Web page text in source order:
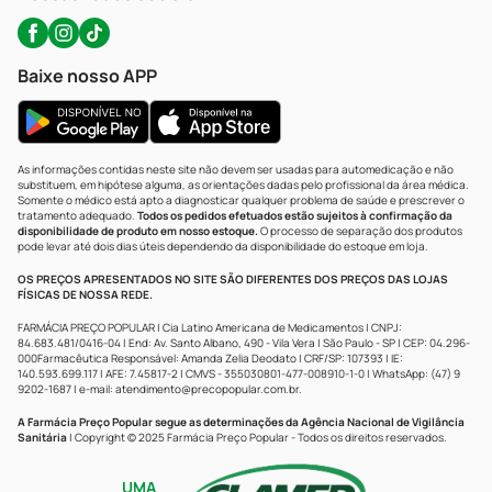
Baixe nosso APP
As informações contidas neste site não devem ser usadas para automedicação e não
substituem, em hipótese alguma, as orientações dadas pelo profissional da área médica.
Somente o médico está apto a diagnosticar qualquer problema de saúde e prescrever o
tratamento adequado. Todos os pedidos efetuados estão sujeitos à confirmação da
disponibilidade de produto em nosso estoque.O processo de separação dos produtos
pode levar até dois dias úteis dependendo da disponibilidade do estoque em loja.
OS PREÇOS APRESENTADOS NO SITE SÃO DIFERENTES DOS PREÇOS DAS LOJAS
FÍSICAS DE NOSSA REDE.
FARMÁCIA PREÇO POPULAR | Cia Latino Americana de Medicamentos | CNPJ:
84.683.481/0416-04 | End: Av. Santo Albano, 490 - Vila Vera | São Paulo - SP | CEP: 04.296-
000Farmacêutica Responsável: Amanda Zelia Deodato | CRF/SP: 107393 | IE:
140.593.699.117 | AFE: 7.45817-2 | CMVS - 355030801-477-008910-1-0 | WhatsApp: (47) 9
9202-1687 | e-mail: atendimento@precopopular.com.br.
A Farmácia Preço Popular segue as determinações da Agência Nacional de Vigilância
Sanitária | Copyright © 2025 Farmácia Preço Popular - Todos os direitos reservados.
UMA